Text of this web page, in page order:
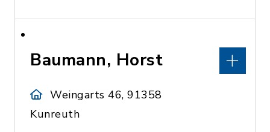
Baumann, Horst
Weingarts 46, 91358
Kunreuth